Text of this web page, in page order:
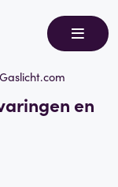
Gaslicht.com
en